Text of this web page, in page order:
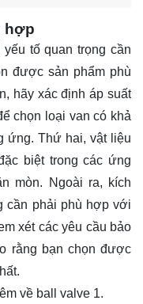
hợp
tố quan trọng cần
được sản phẩm phù
hãy xác định áp suất
chọn loại van có khả
ứng. Thứ hai, vật liệu
biệt trong các ứng
mòn. Ngoài ra, kích
cần phải phù hợp với
xét các yêu cầu bảo
rằng bạn chọn được
về ball valve 1.